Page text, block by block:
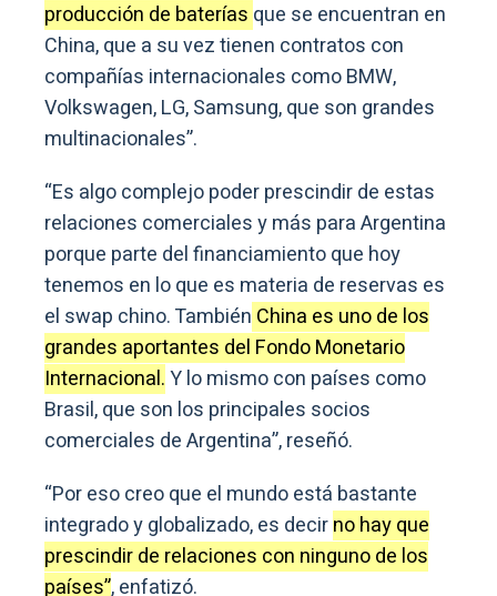
producción de baterías que se encuentran en
China, que a su vez tienen contratos con
compañías internacionales como BMW,
Volkswagen, LG, Samsung, que son grandes
multinacionales”.
“Es algo complejo poder prescindir de estas
relaciones comerciales y más para Argentina
porque parte del financiamiento que hoy
tenemos en lo que es materia de reservas es
el swap chino. También China es uno de los
grandes aportantes del Fondo Monetario
Internacional.Y lo mismo con países como
Brasil, que son los principales socios
comerciales de Argentina”, reseñó.
“Por eso creo que el mundo está bastante
integrado y globalizado, es decirno hay que
prescindir de relaciones con ninguno de los
países”, enfatizó.